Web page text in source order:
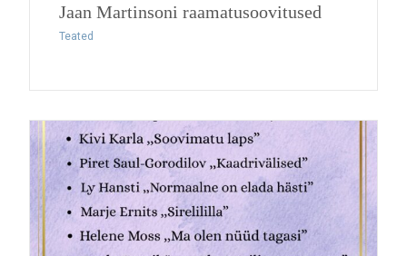
Jaan Martinsoni raamatusoovitused
Teated